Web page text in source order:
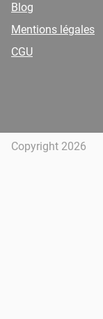
Blog
Mentions légales
CGU
Copyright 2026